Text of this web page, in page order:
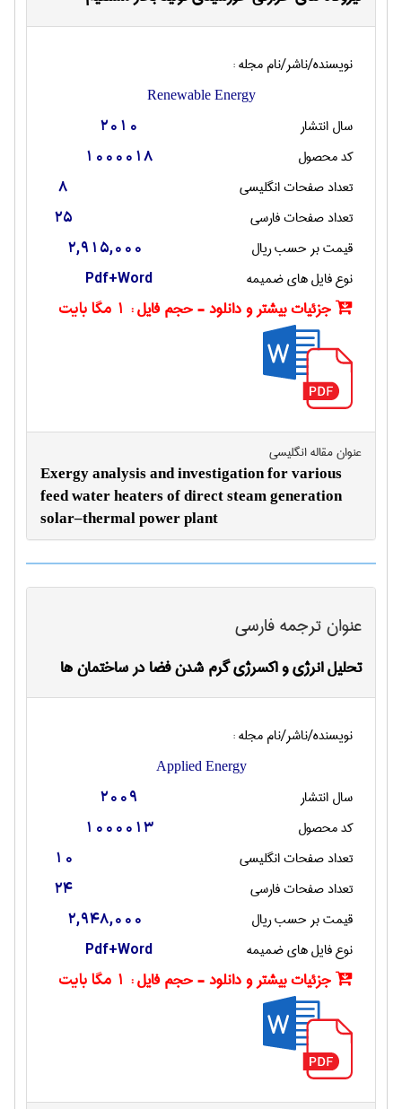
نویسنده/ناشر/نام مجله :
Renewable Energy
سال انتشار 2010
کد محصول 1000018
تعداد صفحات انگليسی 8
تعداد صفحات فارسی 25
قیمت بر حسب ریال 2,915,000
نوع فایل های ضمیمه Pdf+Word
جزئیات بیشتر و دانلود - حجم فایل : 1 مگا بایت
عنوان مقاله انگليسی
Exergy analysis and investigation for various
feed water heaters of direct steam generation
solar–thermal power plant
عنوان ترجمه فارسی
تحلیل انرژی و اکسرژی گرم شدن فضا در ساختمان ها
نویسنده/ناشر/نام مجله :
Applied Energy
سال انتشار 2009
کد محصول 1000013
تعداد صفحات انگليسی 10
تعداد صفحات فارسی 24
قیمت بر حسب ریال 2,948,000
نوع فایل های ضمیمه Pdf+Word
جزئیات بیشتر و دانلود - حجم فایل : 1 مگا بایت